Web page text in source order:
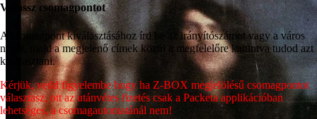
Válassz csomagpontot
A csomagpont kiválasztásához írd be az irányítószámot vagy a város
nevét, majd a megjelenő címek közül a megfelelőre kattintva tudod azt
kiválasztani.
Kérjük, vedd figyelembe hogy ha Z-BOX megjelölésű csomagpontot
választasz, ott az utánvétes fizetés csak a Packeta applikációban
lehetséges, a csomagautomatánál nem!